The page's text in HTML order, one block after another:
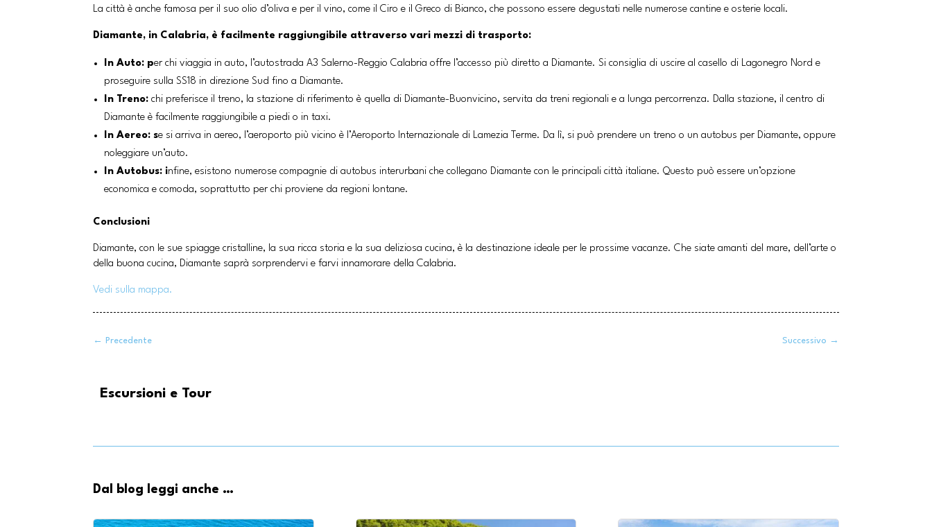
La città è anche famosa per il suo olio d’oliva e per il vino, come il Ciro e il Greco di Bianco, che possono essere degustati nelle numerose cantine e osterie locali.
Diamante, in Calabria, è facilmente raggiungibile attraverso vari mezzi di trasporto:
In Auto: per chi viaggia in auto, l’autostrada A3 Salerno-Reggio Calabria offre l’accesso più diretto a Diamante. Si consiglia di uscire al casello di Lagonegro Nord e
proseguire sulla SS18 in direzione Sud fino a Diamante.
In Treno:chi preferisce il treno, la stazione di riferimento è quella di Diamante-Buonvicino, servita da treni regionali e a lunga percorrenza. Dalla stazione, il centro di
Diamante è facilmente raggiungibile a piedi o in taxi.
In Aereo: se si arriva in aereo, l’aeroporto più vicino è l’Aeroporto Internazionale di Lamezia Terme. Da lì, si può prendere un treno o un autobus per Diamante, oppure
noleggiare un’auto.
In Autobus: infine, esistono numerose compagnie di autobus interurbani che collegano Diamante con le principali città italiane. Questo può essere un’opzione
economica e comoda, soprattutto per chi proviene da regioni lontane.
Conclusioni
Diamante, con le sue spiagge cristalline, la sua ricca storia e la sua deliziosa cucina, è la destinazione ideale per le prossime vacanze. Che siate amanti del mare, dell’arte o
della buona cucina, Diamante saprà sorprendervi e farvi innamorare della Calabria.
Vedi sulla mappa.
← Precedente Successivo →
Escursioni e Tour
Dal blog leggi anche …